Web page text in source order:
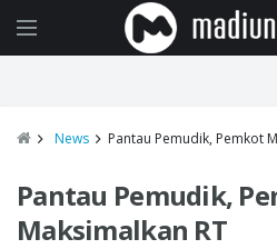
News Pantau Pemudik, Pemkot
Pantau Pemudik,
Maksimalkan RT